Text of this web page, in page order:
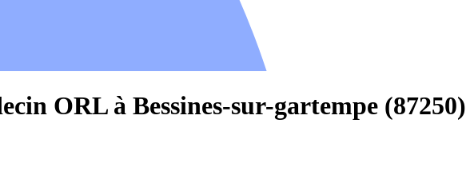
ORL à Bessines-sur-gartempe (87250)